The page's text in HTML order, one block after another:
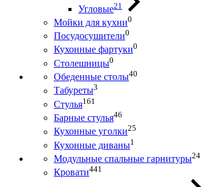
Угловые21
Мойки для кухни0
Посудосушители0
Кухонные фартуки0
Столешницы0
Обеденные столы40
Табуреты3
Стулья161
Барные стулья46
Кухонные уголки25
Кухонные диваны1
Модульные спальные гарнитуры24
Кровати441